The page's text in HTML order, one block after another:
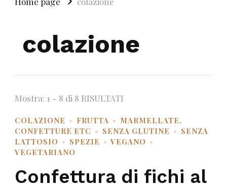
colazione
Mostra: 1 - 8 di 8 RISULTATI
COLAZIONE FRUTTA
MARMELLATE,
CONFETTURE ETC
SENZA GLUTINE
SENZA
LATTOSIO
SPEZIE
VEGANO
VEGETARIANO
Confettura di fichi al